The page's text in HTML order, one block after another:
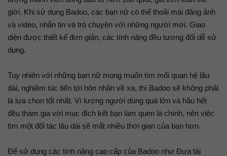
giới. Khi sử dụng Badoo, các bạn nữ có thể thoải mái đăng ảnh
và video, nhắn tin và trò chuyện với những người mới. Giao
diện được thiết kế đơn giản, các tính năng đều tương đối dễ sử
dụng.
Tuy nhiên với những bạn nữ mong muốn tìm mối quan hệ lâu
dài, nghiêm túc tiến tới hôn nhân về xa, thì Badoo sẽ không phải
là lựa chọn tốt nhất. Vì lượng người dùng quá lớn và hầu hết
đều tham gia với mục đích kết bạn làm quen là chính, nên việc
tìm một đối tác lâu dài sẽ mất nhiều thời gian của bạn hơn.
Để sử dụng các tính năng cao cấp của Badoo như Đưa tài